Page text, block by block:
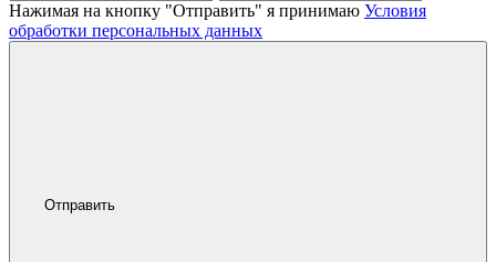
Нажимая на кнопку "Отправить" я принимаю Условия
обработки персональных данных
Отправить